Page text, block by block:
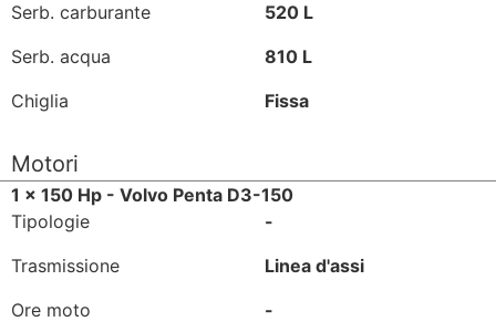
Serb. carburante
520 L
Serb. acqua
810 L
Chiglia
Fissa
Motori
1 x 150 Hp - Volvo Penta D3-150
Tipologie
-
Trasmissione
Linea d'assi
Ore moto
-